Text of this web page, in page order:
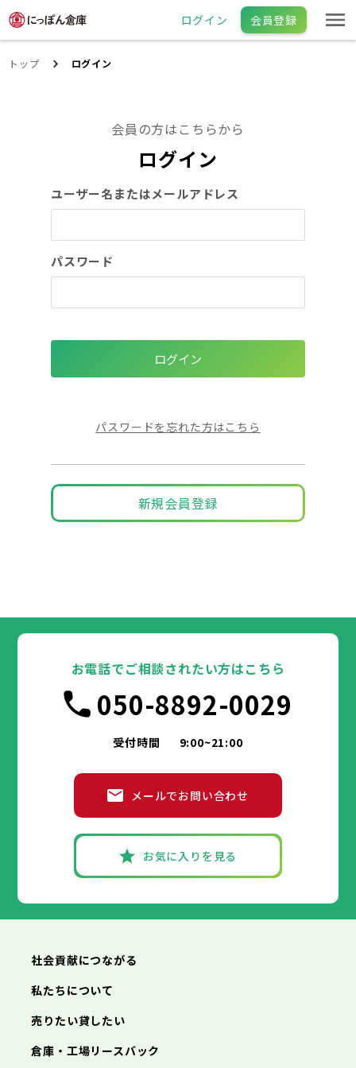
ログイン 会員登録
トップ ログイン
会員の方はこちらから
ログイン
ユーザー名またはメールアドレス
パスワード
パスワードを忘れた方はこちら
新規会員登録
お電話でご相談されたい方はこちら
050-8892-0029
受付時間 9:00~21:00
メールでお問い合わせ
お気に入りを見る
社会貢献につながる
私たちについて
売りたい貸したい
倉庫・工場リースバック